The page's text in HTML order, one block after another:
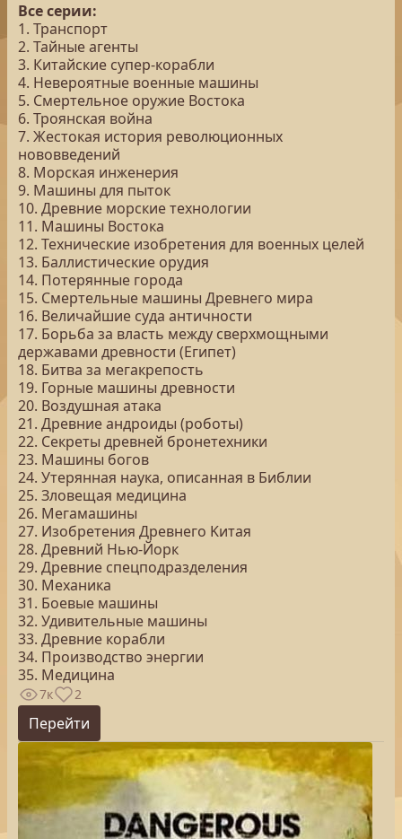
Все серии:
1. Транспорт
2. Тайные агенты
3. Китайские супер-корабли
4. Невероятные военные машины
5. Смертельное оружие Востока
6. Троянская война
7. Жестокая история революционных
нововведений
8. Морская инженерия
9. Машины для пыток
10. Древние морские технологии
11. Машины Востока
12. Технические изобретения для военных целей
13. Баллистические орудия
14. Потерянные города
15. Смертельные машины Древнего мира
16. Величайшие суда античности
17. Борьба за власть между сверхмощными
державами древности (Египет)
18. Битва за мегакрепость
19. Горные машины древности
20. Воздушная атака
21. Древние андроиды (роботы)
22. Секреты древней бронетехники
23. Машины богов
24. Утерянная наука, описанная в Библии
25. Зловещая медицина
26. Мегамашины
27. Изобретения Древнего Kитая
28. Древний Нью-Йорк
29. Древние спецподразделения
30. Механика
31. Боевые машины
32. Удивительные машины
33. Древние корабли
34. Производство энергии
35. Медицина
7к 2
Перейти